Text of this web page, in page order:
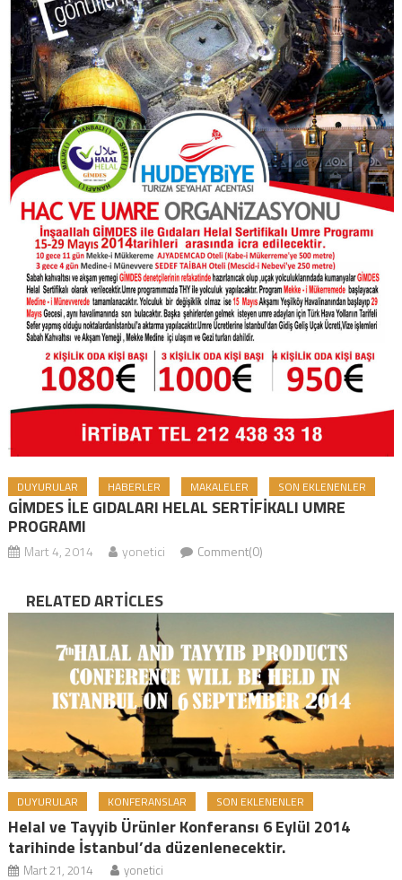
DUYURULAR HABERLER MAKALELER SON EKLENENLER
GİMDES İLE GIDALARI HELAL SERTİFİKALI UMRE
PROGRAMI
Mart 4, 2014 yonetici Comment(0)
RELATED ARTICLES
DUYURULAR KONFERANSLAR SON EKLENENLER
Helal ve Tayyib Ürünler Konferansı 6 Eylül 2014
tarihinde İstanbul’da düzenlenecektir.
Mart 21, 2014 yonetici